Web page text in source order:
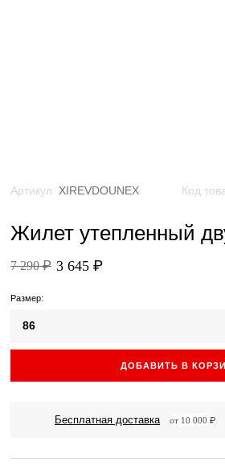
Артикул: XIREVDOUNEX Код
Жилет утепленный
7 290 ₽ 3 645 ₽
Размер:
86
ДОБАВИТЬ В
Бесплатная доставка от 10 000 ₽